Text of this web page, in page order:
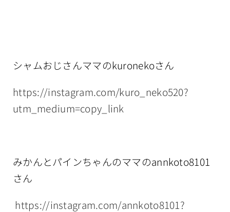
シャムおじさんママのkuronekoさん
https://instagram.com/kuro_neko520?
utm_medium=copy_link
みかんとパインちゃんのママのannkoto8101
さん
https://instagram.com/annkoto8101?